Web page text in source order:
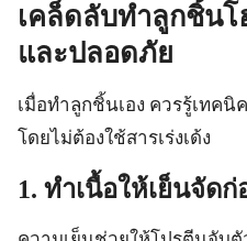
เคล็ดลับทำลูกชิ้นโ
และปลอดภัย
เมื่อทำลูกชิ้นเอง ควรรู้เทค
โดยไม่ต้องใช้สารเร่งเด้ง
1. ทำเนื้อให้เย็นจัด